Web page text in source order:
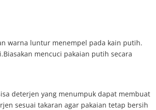
warna luntur menempel pada kain putih.
mencuci pakaian putih secara
deterjen yang menumpuk dapat membuat
sesuai takaran agar pakaian tetap bersih